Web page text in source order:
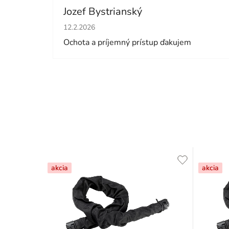
Jozef Bystrianský
Hodnotenie obchodu je 5 z 5 hviezdičiek.
12.2.2026
Ochota a príjemný prístup ďakujem
akcia akcia